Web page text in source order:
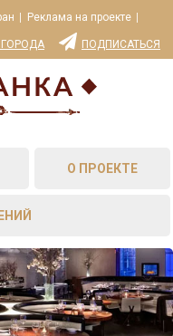
Реклама на проекте
ГОРОДА ПОДПИСАТЬСЯ
О ПРОЕКТЕ